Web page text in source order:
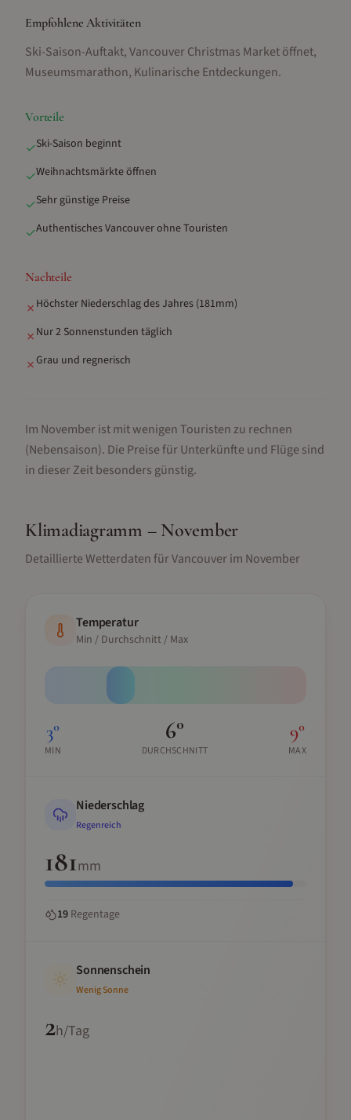
Empfohlene Aktivitäten
Ski-Saison-Auftakt, Vancouver Christmas Market öffnet,
Museumsmarathon, Kulinarische Entdeckungen.
Vorteile
✓Ski-Saison beginnt
✓Weihnachtsmärkte öffnen
✓Sehr günstige Preise
✓Authentisches Vancouver ohne Touristen
Nachteile
✗ Höchster Niederschlag des Jahres (181mm)
✗ Nur 2 Sonnenstunden täglich
✗Grau und regnerisch
Im November ist mit wenigen Touristen zu rechnen
(Nebensaison). Die Preise für Unterkünfte und Flüge sind
in dieser Zeit besonders günstig.
Klimadiagramm – November
Detaillierte Wetterdaten fürVancouverim November
Temperatur
Min / Durchschnitt / Max
3°
MIN
6°
DURCHSCHNITT
9°
MAX
Niederschlag
Regenreich
181mm
19 Regentage
Sonnenschein
Wenig Sonne
2h/Tag